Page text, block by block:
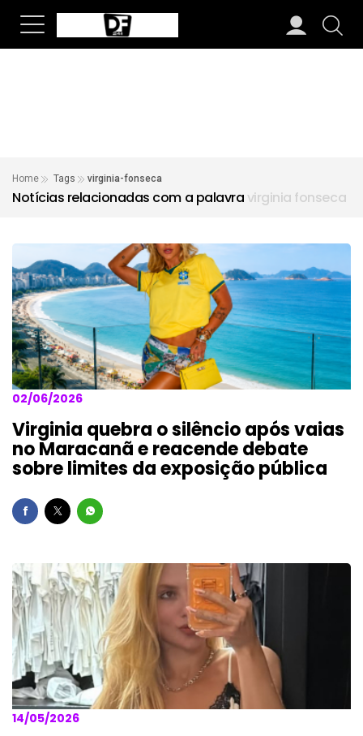
Home Tags virginia-fonseca
Notícias relacionadas com a palavra virginia fonseca
02/06/2026
Virginia quebra o silêncio após vaias
no Maracanã e reacende debate
sobre limites da exposição pública
14/05/2026